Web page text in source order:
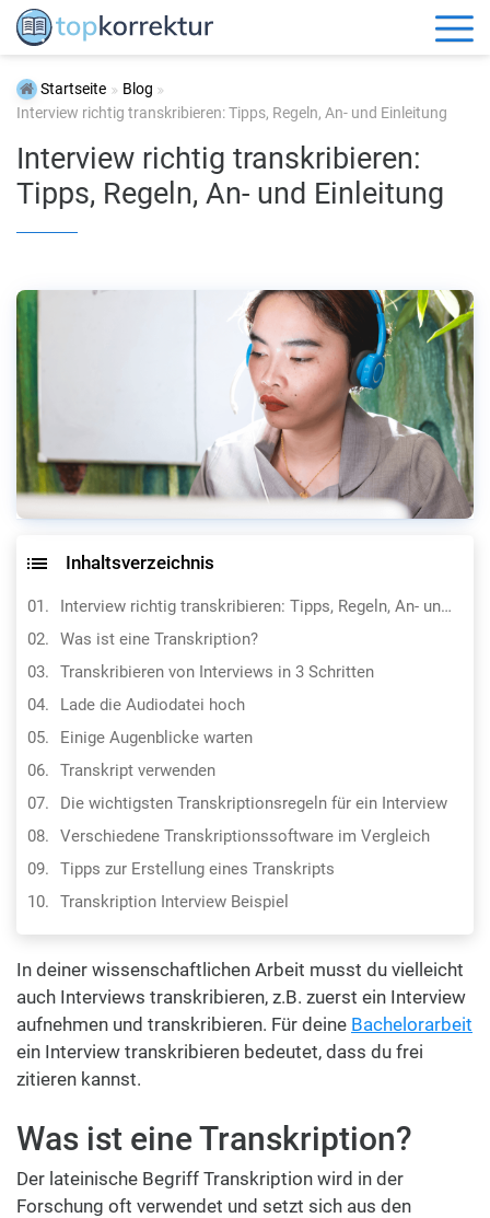
Startseite
Blog
Interview richtig transkribieren: Tipps, Regeln, An- und Einleitung
Interview richtig transkribieren:
Tipps, Regeln, An- und Einleitung
Inhaltsverzeichnis
Interview richtig transkribieren: Tipps, Regeln, An- und Einleitung
Was ist eine Transkription?
Transkribieren von Interviews in 3 Schritten
Lade die Audiodatei hoch
Einige Augenblicke warten
Transkript verwenden
Die wichtigsten Transkriptionsregeln für ein Interview
Verschiedene Transkriptionssoftware im Vergleich
Tipps zur Erstellung eines Transkripts
Transkription Interview Beispiel
Transkript in die Abschlussarbeit integrieren
In deiner wissenschaftlichen Arbeit musst du vielleicht
auch Interviews transkribieren, z.B. zuerst ein Interview
aufnehmen und transkribieren. Für deine Bachelorarbeit
ein Interview transkribieren bedeutet, dass du frei
zitieren kannst.
Was ist eine Transkription?
Der lateinische Begriff Transkription wird in der
Forschung oft verwendet und setzt sich aus den